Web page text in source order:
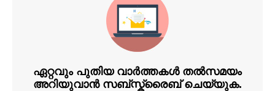
ഏറ്റവും പുതിയ വാർത്തകൾ തൽസമയം
അറിയുവാൻ സബ്സ്ക്രൈബ് ചെയ്യുക.